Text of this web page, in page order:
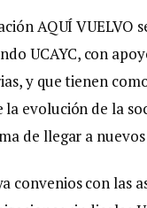
AQUÍ VUELVO
UCAYC, con
y que tienen
la evolución de la
de llegar a
convenios con las